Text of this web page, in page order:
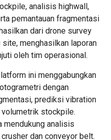
analisis highwall,
pemantauan fragmentasi
dari drone survey
menghasilkan laporan
oleh tim operasional.
ini menggabungkan
dengan
prediksi vibration
stockpile.
mendukung analisis
dan conveyor belt.